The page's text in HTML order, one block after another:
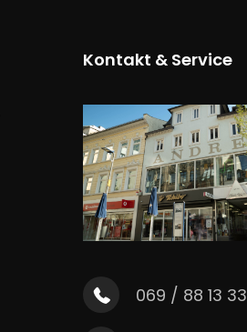
Kontakt & Service
069 / 88 13 33